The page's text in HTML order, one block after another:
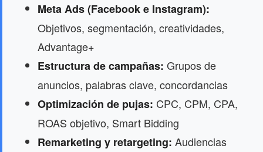
Meta Ads (Facebook e Instagram):
Objetivos, segmentación, creatividades,
Advantage+
Estructura de campañas: Grupos de
anuncios, palabras clave, concordancias
Optimización de pujas: CPC, CPM, CPA,
ROAS objetivo, Smart Bidding
Remarketing y retargeting: Audiencias